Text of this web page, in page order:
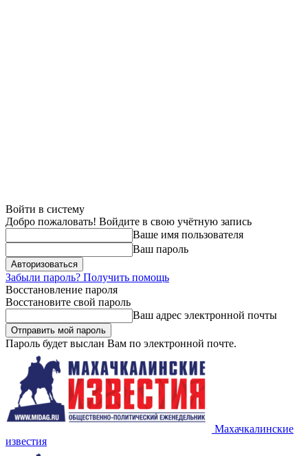
Войти в систему
Добро пожаловать! Войдите в свою учётную запись
Ваше имя пользователя
Ваш пароль
Забыли пароль? Получить помощь
Восстановление пароля
Восстановите свой пароль
Ваш адрес электронной почты
Пароль будет выслан Вам по электронной почте.
Махачкалинские
известия